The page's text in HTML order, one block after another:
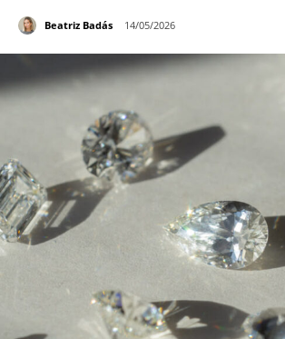
Beatriz Badás 14/05/2026